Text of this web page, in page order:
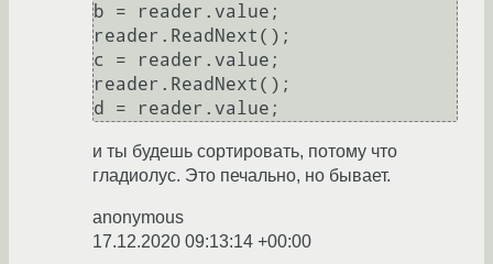
b = reader.value;
reader.ReadNext();
c = reader.value;
reader.ReadNext();
и ты будешь сортировать, потому что
гладиолус. Это печально, но бывает.
anonymous
17.12.2020 09:13:14 +00:00